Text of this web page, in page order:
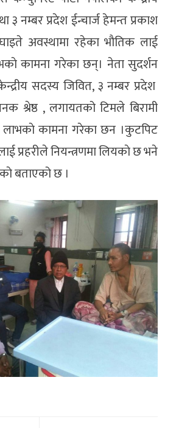
नम्बर प्रदेश ईन्चार्ज हेमन्त प्रकाश
अवस्थामा रहेका भाैतिक लाई
कामना गरेका छन्। नेता सुदर्शन
सदस्य जिवित, ३ नम्बर प्रदेश
श्रेष्ठ , लगायतको टिमले बिरामी
लाभकाे कामना गरेका छन ।कुटपिट
प्रहरीले नियन्त्रणमा लियकाे छ भने
बताएको छ ।